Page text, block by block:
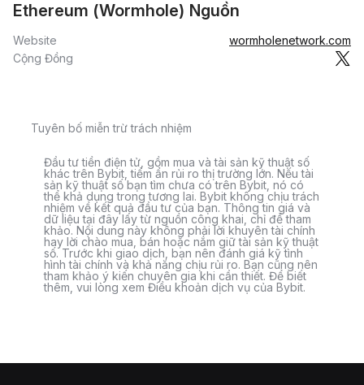
Ethereum (Wormhole) Nguồn
Website
wormholenetwork.com
Cộng Đồng
Tuyên bố miễn trừ trách nhiệm
Đầu tư tiền điện tử, gồm mua và tài sản kỹ thuật số
khác trên Bybit, tiềm ẩn rủi ro thị trường lớn. Nếu tài
sản kỹ thuật số bạn tìm chưa có trên Bybit, nó có
thể khả dụng trong tương lai. Bybit không chịu trách
nhiệm về kết quả đầu tư của bạn. Thông tin giá và
dữ liệu tại đây lấy từ nguồn công khai, chỉ để tham
khảo. Nội dung này không phải lời khuyên tài chính
hay lời chào mua, bán hoặc nắm giữ tài sản kỹ thuật
số. Trước khi giao dịch, bạn nên đánh giá kỹ tình
hình tài chính và khả năng chịu rủi ro. Bạn cũng nên
tham khảo ý kiến chuyên gia khi cần thiết. Để biết
thêm, vui lòng xem Điều khoản dịch vụ của Bybit.